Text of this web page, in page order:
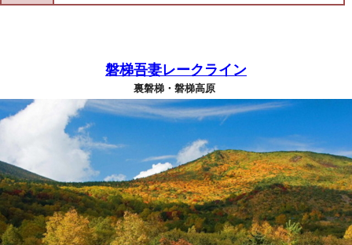
磐梯吾妻レークライン
裏磐梯・磐梯高原